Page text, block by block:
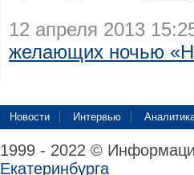
12 апреля 2013
желающих ночью
Новости Интервью
1999 - 2022 ©
Екатеринбурга